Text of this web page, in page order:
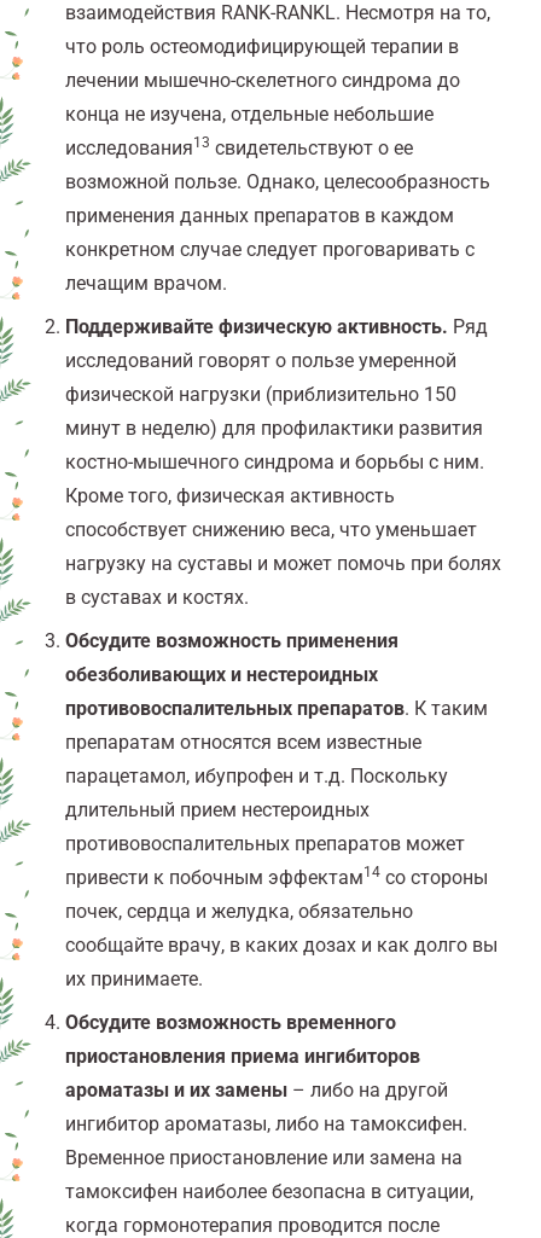
взаимодействия RANK-RANKL. Несмотря на то,
что роль остеомодифицирующей терапии в
лечении мышечно-скелетного синдрома до
конца не изучена, отдельные небольшие
исследования13 свидетельствуют о ее
возможной пользе. Однако, целесообразность
применения данных препаратов в каждом
конкретном случае следует проговаривать с
лечащим врачом.
Поддерживайте физическую активность. Ряд
исследований говорят о пользе умеренной
физической нагрузки (приблизительно 150
минут в неделю) для профилактики развития
костно-мышечного синдрома и борьбы с ним.
Кроме того, физическая активность
способствует снижению веса, что уменьшает
нагрузку на суставы и может помочь при болях
в суставах и костях.
Обсудите возможность применения
обезболивающих и нестероидных
противовоспалительных препаратов. К таким
препаратам относятся всем известные
парацетамол, ибупрофен и т.д. Поскольку
длительный прием нестероидных
противовоспалительных препаратов может
привести к побочным эффектам14 со стороны
почек, сердца и желудка, обязательно
сообщайте врачу, в каких дозах и как долго вы
их принимаете.
Обсудите возможность временного
приостановления приема ингибиторов
ароматазы и их замены – либо на другой
ингибитор ароматазы, либо на тамоксифен.
Временное приостановление или замена на
тамоксифен наиболее безопасна в ситуации,
когда гормонотерапия проводится после